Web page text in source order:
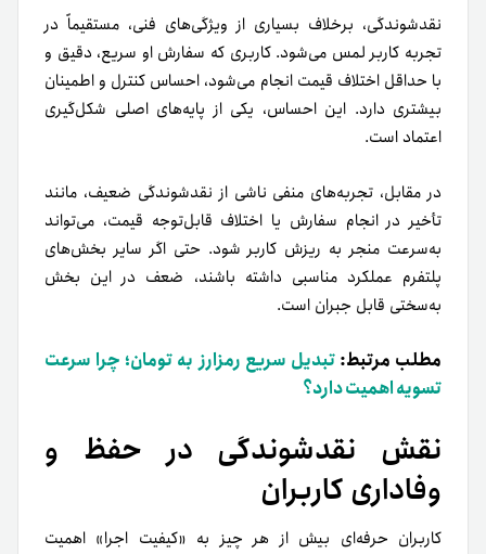
نقدشوندگی، برخلاف بسیاری از ویژگی‌های فنی، مستقیماً در
تجربه کاربر لمس می‌شود. کاربری که سفارش او سریع، دقیق و
با حداقل اختلاف قیمت انجام می‌شود، احساس کنترل و اطمینان
بیشتری دارد. این احساس، یکی از پایه‌های اصلی شکل‌گیری
اعتماد است.
در مقابل، تجربه‌های منفی ناشی از نقدشوندگی ضعیف، مانند
تأخیر در انجام سفارش یا اختلاف قابل‌توجه قیمت، می‌تواند
به‌سرعت منجر به ریزش کاربر شود. حتی اگر سایر بخش‌های
پلتفرم عملکرد مناسبی داشته باشند، ضعف در این بخش
به‌سختی قابل جبران است.
مطلب مرتبط:تبدیل سریع رمزارز به تومان؛ چرا سرعت
تسویه اهمیت دارد؟
نقش نقدشوندگی در حفظ و
وفاداری کاربران
کاربران حرفه‌ای بیش از هر چیز به «کیفیت اجرا» اهمیت